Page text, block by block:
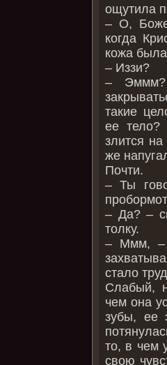
ощутила
– О,
когда
кожа
– Иззи?
– Эммм?
такие
ее тело?
злится
же
Почти.
– Ты
– Да? –
толку.
– Ммм, –
стало
Слабый,
чем она
зубы, ее
то, в чем
свою